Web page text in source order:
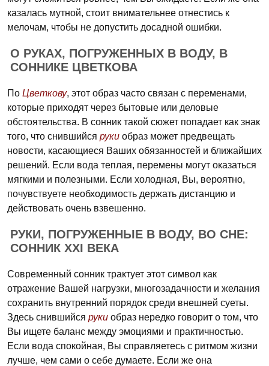
казалась мутной, стоит внимательнее отнестись к
мелочам, чтобы не допустить досадной ошибки.
О РУКАХ, ПОГРУЖЕННЫХ В ВОДУ, В
СОННИКЕ ЦВЕТКОВА
По Цветкову, этот образ часто связан с переменами,
которые приходят через бытовые или деловые
обстоятельства. В сонник такой сюжет попадает как знак
того, что снившийся руки образ может предвещать
новости, касающиеся Ваших обязанностей и ближайших
решений. Если вода теплая, перемены могут оказаться
мягкими и полезными. Если холодная, Вы, вероятно,
почувствуете необходимость держать дистанцию и
действовать очень взвешенно.
РУКИ, ПОГРУЖЕННЫЕ В ВОДУ, ВО СНЕ:
СОННИК XXI ВЕКА
Современный сонник трактует этот символ как
отражение Вашей нагрузки, многозадачности и желания
сохранить внутренний порядок среди внешней суеты.
Здесь снившийся руки образ нередко говорит о том, что
Вы ищете баланс между эмоциями и практичностью.
Если вода спокойная, Вы справляетесь с ритмом жизни
лучше, чем сами о себе думаете. Если же она